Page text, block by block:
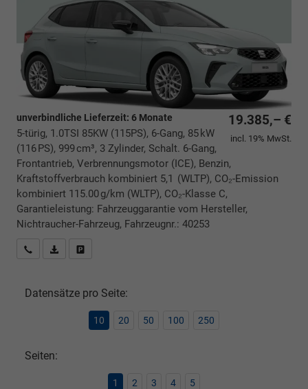
19.385,– €
incl. 19% MwSt.
unverbindliche Lieferzeit: 6 Monate
5-türig, 1.0TSI 85KW (115PS), 6-Gang, 85 kW
(116 PS), 999 cm³, 3 Zylinder, Schalt. 6-Gang,
Frontantrieb, Verbrennungsmotor (ICE), Benzin,
Kraftstoffverbrauch kombiniert 5,1 (WLTP), CO₂-Emission
kombiniert 115.00 g/km (WLTP), CO₂-Klasse C,
Garantieleistung: Fahrzeuggarantie vom Hersteller,
Nichtraucher-Fahrzeug, Fahrzeugnr.: 40253
Rückrufbitte absenden
PDF-Datei, Fahrzeugexposé drucken
Datensätze pro Seite:
10 20 50 100 250
Seiten:
1 2 3 4 5